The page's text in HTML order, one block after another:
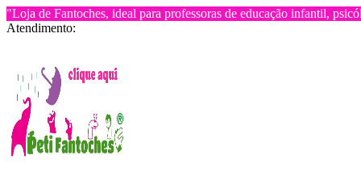
"Loja de Fantoches, ideal para professoras de educação infantil,
Atendimento: